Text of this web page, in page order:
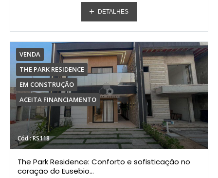
DETALHES
VENDA
THE PARK RESIDENCE
EM CONSTRUÇÃO
ACEITA FINANCIAMENTO
Cód.: RS118
The Park Residence: Conforto e sofisticação no
coração do Eusebio...